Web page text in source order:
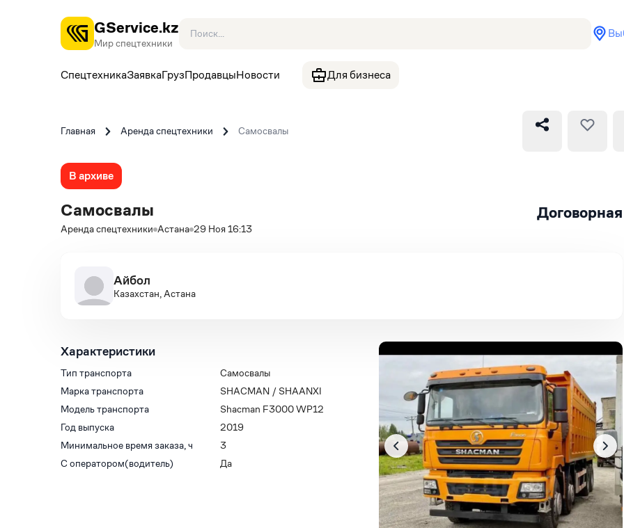
GService.kz
Мир спецтехники
СпецтехникаЗаявкаГрузПродавцыНовости Для бизнеса
Главная Аренда спецтехники Самосвалы
В архиве
Самосвалы
Аренда спецтехники Астана 29 Ноя 16:13
Договорная
Айбол
Казахстан, Астана
Характеристики
Тип транспорта
Самосвалы
Марка транспорта
SHACMAN / SHAANXI
Модель транспорта
Shacman F3000 WP12
Год выпуска
2019
Минимальное время заказа, ч
3
С оператором(водитель)
Да